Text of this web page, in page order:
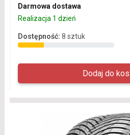
Darmowa dostawa
Realizacja 1 dzień
Dostępność: 8 sztuk